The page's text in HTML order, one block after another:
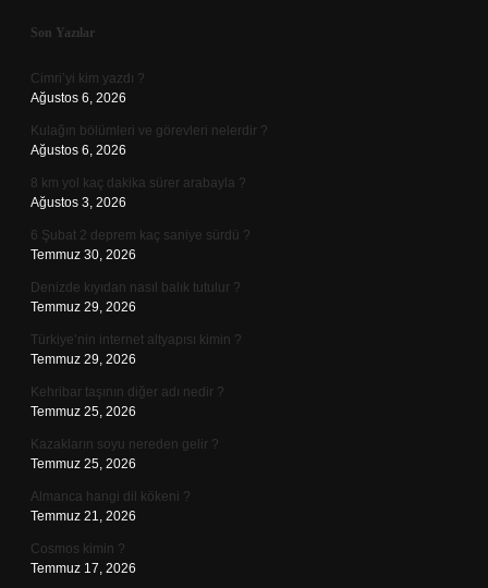
Sidebar
Son Yazılar
Cimri’yi kim yazdı ?
Ağustos 6, 2026
Kulağın bölümleri ve görevleri nelerdir ?
Ağustos 6, 2026
8 km yol kaç dakika sürer arabayla ?
Ağustos 3, 2026
6 Şubat 2 deprem kaç saniye sürdü ?
Temmuz 30, 2026
Denizde kıyıdan nasıl balık tutulur ?
Temmuz 29, 2026
Türkiye’nin internet altyapısı kimin ?
Temmuz 29, 2026
Kehribar taşının diğer adı nedir ?
Temmuz 25, 2026
Kazakların soyu nereden gelir ?
Temmuz 25, 2026
Almanca hangi dil kökeni ?
Temmuz 21, 2026
Cosmos kimin ?
Temmuz 17, 2026